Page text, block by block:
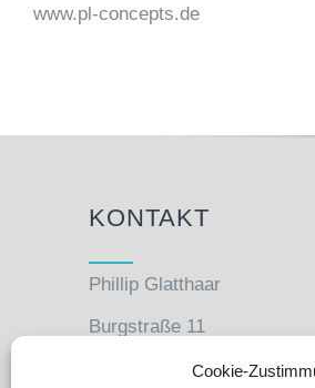
Cookie-
www.pl-concepts.de
KONTAKT
Phillip Glatthaar
Burgstraße 11
27793 Wildeshausen